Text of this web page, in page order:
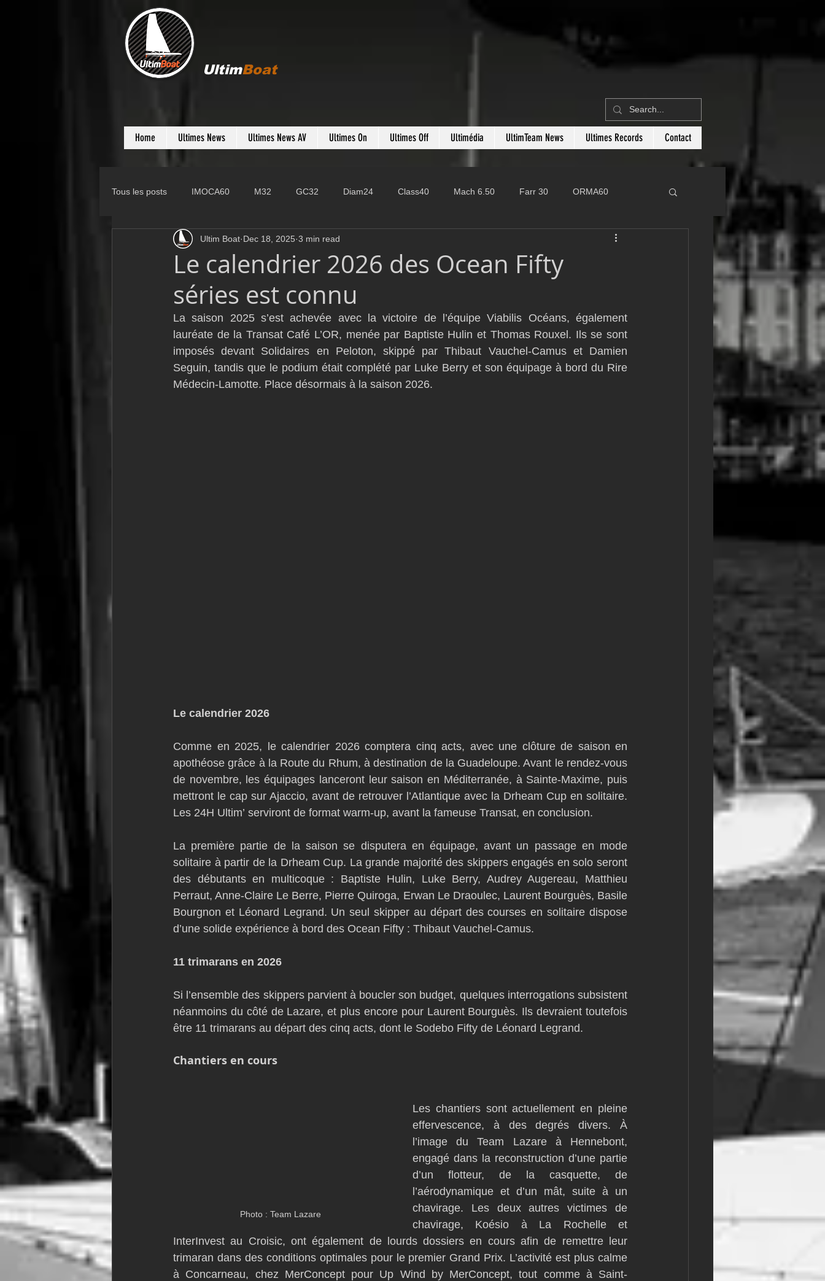
UltimBoat
Home Ultimes News Ultimes News AV Ultimes On Ultimes Off Ultimédia UltimTeam News Ultimes Records Contact
Tous les posts IMOCA60 M32 GC32 Diam24 Class40 Mach 6.50 Farr 30 ORMA60
D35 Farr 280 Fast 40
Class Rhum JMD54 Botin 52
TF35 Business AC75 Open 7.50
Le calendrier 2026 des Ocean Fifty
séries est connu
Ultim Boat Dec 18, 2025 3 min read
La saison 2025 s’est achevée avec la victoire de l’équipe Viabilis Océans, également
lauréate de la Transat Café L’OR, menée par Baptiste Hulin et Thomas Rouxel. Ils se sont
imposés devant Solidaires en Peloton, skippé par Thibaut Vauchel-Camus et Damien
Seguin, tandis que le podium était complété par Luke Berry et son équipage à bord du Rire
Médecin-Lamotte. Place désormais à la saison 2026.
Le calendrier 2026
Comme en 2025, le calendrier 2026 comptera cinq acts, avec une clôture de saison en
apothéose grâce à la Route du Rhum, à destination de la Guadeloupe. Avant le rendez-vous
de novembre, les équipages lanceront leur saison en Méditerranée, à Sainte-Maxime, puis
mettront le cap sur Ajaccio, avant de retrouver l’Atlantique avec la Drheam Cup en solitaire.
Les 24H Ultim’ serviront de format warm-up, avant la fameuse Transat, en conclusion.
La première partie de la saison se disputera en équipage, avant un passage en mode
solitaire à partir de la Drheam Cup. La grande majorité des skippers engagés en solo seront
des débutants en multicoque : Baptiste Hulin, Luke Berry, Audrey Augereau, Matthieu
Perraut, Anne-Claire Le Berre, Pierre Quiroga, Erwan Le Draoulec, Laurent Bourguès, Basile
Bourgnon et Léonard Legrand. Un seul skipper au départ des courses en solitaire dispose
d’une solide expérience à bord des Ocean Fifty : Thibaut Vauchel-Camus.
11 trimarans en 2026
Si l’ensemble des skippers parvient à boucler son budget, quelques interrogations subsistent
néanmoins du côté de Lazare, et plus encore pour Laurent Bourguès. Ils devraient toutefois
être 11 trimarans au départ des cinq acts, dont le Sodebo Fifty de Léonard Legrand.
Chantiers en cours
Photo : Team Lazare
Les chantiers sont actuellement en pleine
effervescence, à des degrés divers. À
l’image du Team Lazare à Hennebont,
engagé dans la reconstruction d’une partie
d’un flotteur, de la casquette, de
l’aérodynamique et d’un mât, suite à un
chavirage. Les deux autres victimes de
chavirage, Koésio à La Rochelle et
InterInvest au Croisic, ont également de lourds dossiers en cours afin de remettre leur
trimaran dans des conditions optimales pour le premier Grand Prix. L’activité est plus calme
à Concarneau, chez MerConcept pour Up Wind by MerConcept, tout comme à Saint-